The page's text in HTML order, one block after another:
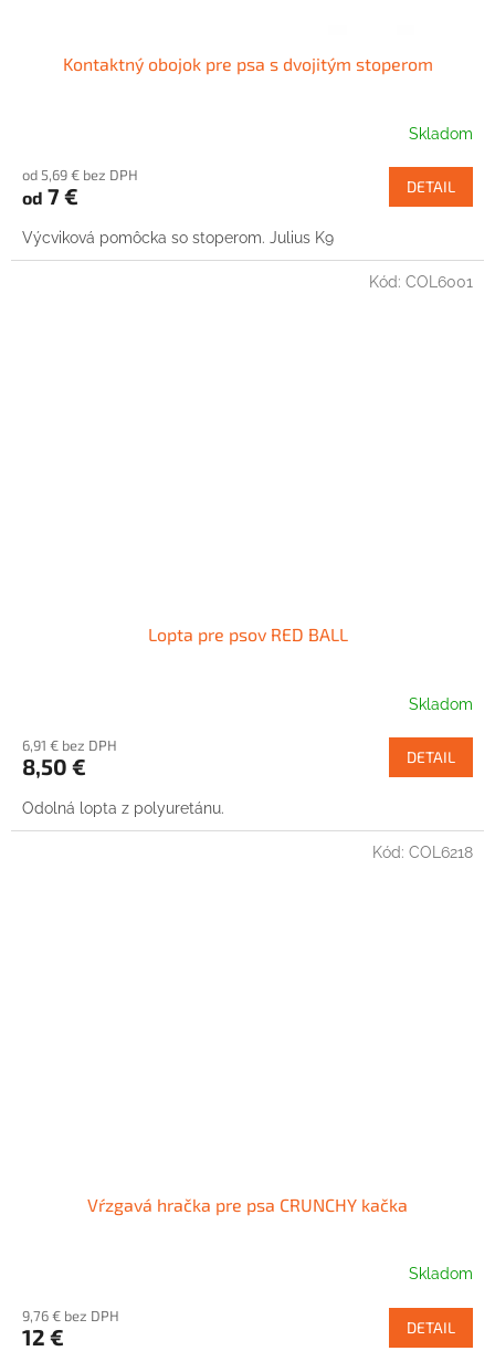
Kontaktný obojok pre psa s dvojitým stoperom
Skladom
od 5,69 € bez DPH
od 7 € DETAIL
Výcviková pomôcka so stoperom. Julius K9
Lopta pre psov RED BALL
Skladom
6,91 € bez DPH
8,50 € DETAIL
Odolná lopta z polyuretánu.
Kód: COL6001
Vŕzgavá hračka pre psa CRUNCHY kačka
Skladom
9,76 € bez DPH
12 € DETAIL
Kód: COL6218